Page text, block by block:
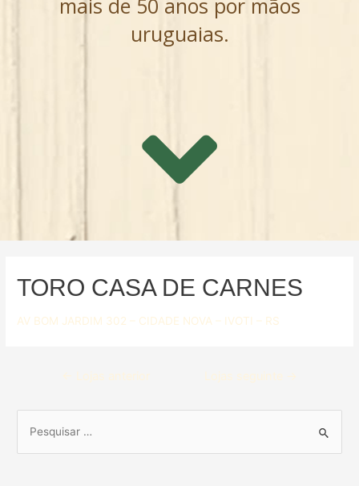
mais de 50 anos por mãos
uruguaias.
TORO CASA DE CARNES
AV BOM JARDIM 302 – CIDADE NOVA – IVOTI – RS
← Lojas anterior Lojas seguinte →